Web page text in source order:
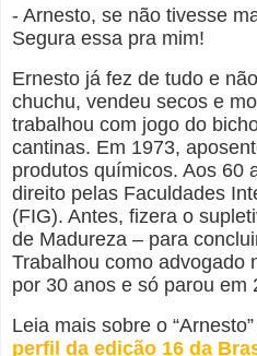
- Arnesto, se não tivesse
Segura essa pra mim!
Ernesto já fez de tudo e
chuchu, vendeu secos e
trabalhou com jogo do
cantinas. Em 1973,
produtos químicos. Aos 60
direito pelas Faculdades
(FIG). Antes, fizera o
de Madureza – para
Trabalhou como advogado
por 30 anos e só parou em
Leia mais sobre o
perfil da edição 16 da